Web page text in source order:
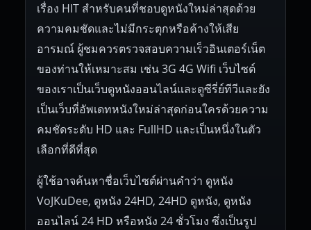
เรื่อง HIT สำหรับคนที่ชอบดูหนังใหม่ล่าสุดด้วย
ความคมชัดและไม่มีกระตุกหรือค้างให้เสีย
อารมณ์ ผู้ชมควรตรวจสอบความเร็วอินเตอร์เน็ต
ของท่านให้เหมาะสม เช่น 3G 4G Wifi เว็บไซต์
ของเราเป็นเว็บดูหนังออนไลน์และดูซีรี่ย์ทีวีและยัง
เป็นเว็บที่อัพเดทหนังใหม่ล่าสุดก่อนใครด้วยความ
คมชัดระดับ HD และ FullHD และเป็นหนึ่งในตัว
เลือกที่ดีที่สุด
ผู้ใช้อาจค้นหาชื่อเว็บไซต์ผ่านคำว่า ดูหนัง
VoJKuDee, ดูหนัง 24HD, 24HD ดูหนัง, ดูหนัง
ออนไลน์ 24 HD หรือหนัง 24 ชั่วโมง ซึ่งเป็นรูป